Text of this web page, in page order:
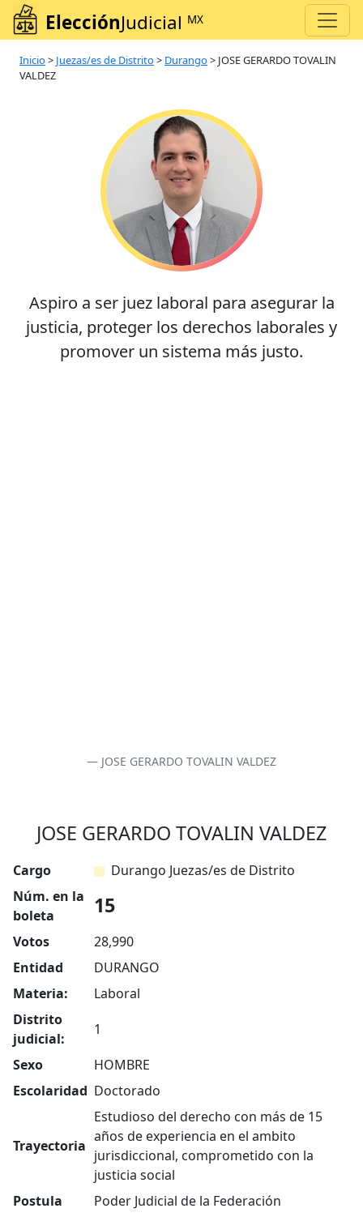
ElecciónJudicial MX
Inicio > Juezas/es de Distrito > Durango > JOSE GERARDO TOVALIN
VALDEZ
Aspiro a ser juez laboral para asegurar la
justicia, proteger los derechos laborales y
promover un sistema más justo.
JOSE GERARDO TOVALIN VALDEZ
JOSE GERARDO TOVALIN VALDEZ
Cargo
Durango Juezas/es de Distrito
Núm. en la
boleta
15
Votos
28,990
Entidad
DURANGO
Materia:
Laboral
Distrito
judicial:
1
Sexo
HOMBRE
Escolaridad Doctorado
Trayectoria
Estudioso del derecho con más de 15
años de experiencia en el ambito
jurisdiccional, comprometido con la
justicia social
Postula
Poder Judicial de la Federación